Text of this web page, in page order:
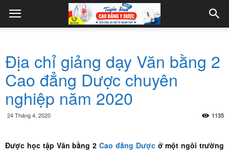
Địa chỉ giảng dạy Văn bằng 2
Cao đẳng Dược chuyên
nghiệp năm 2020
24 Tháng 4, 2020 1135
Được học tập Văn bằng 2 Cao đẳng Dượcở một ngôi trường